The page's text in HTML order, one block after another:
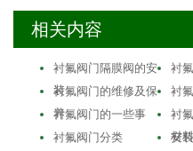
相关内容
衬氟阀门隔膜阀的安
装
衬
衬氟阀门的维修及保
养
衬
衬氟阀门的一些事
衬
材
衬氟阀门分类
安